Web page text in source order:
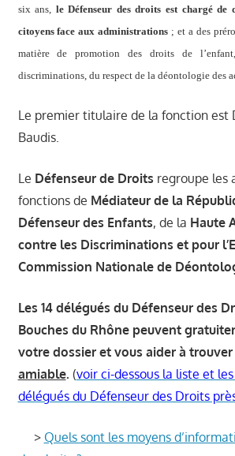
six ans, le Défenseur des droits est chargé de
citoyens face aux administrations ; et a des
matière de promotion des droits de
discriminations, du respect de la déontologie des
Le premier titulaire de la fonction est
Baudis.
Le Défenseur de Droits regroupe les
fonctions de Médiateur de la
Défenseur des Enfants, de la Haute
contre les Discriminations et pour
Commission Nationale de
Les 14 délégués du Défenseur des
Bouches du Rhône peuvent
votre dossier et vous aider à
amiable. (voir ci-dessous la liste et
délégués du Défenseur des Droits
> Quels sont les moyens